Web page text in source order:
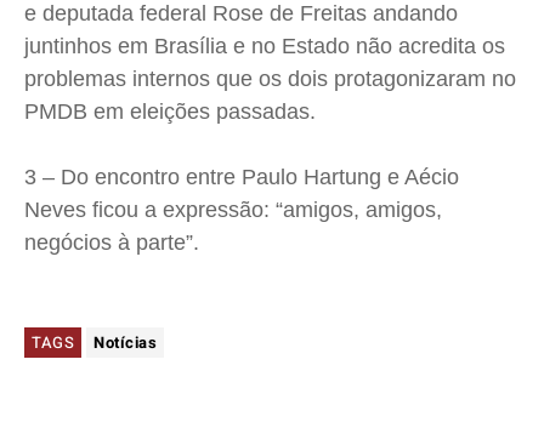
e deputada federal Rose de Freitas andando
juntinhos em Brasília e no Estado não acredita os
problemas internos que os dois protagonizaram no
PMDB em eleições passadas.
3 – Do encontro entre Paulo Hartung e Aécio
Neves ficou a expressão: “amigos, amigos,
negócios à parte”.
TAGS Notícias